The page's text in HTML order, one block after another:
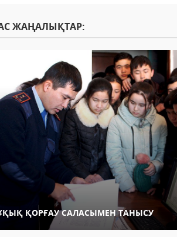
ЖАҢАЛЫҚТАР:
ҚОРҒАУ САЛАСЫМЕН ТАНЫСУ